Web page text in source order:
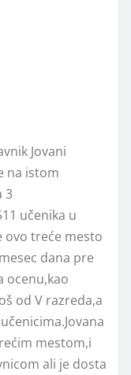
Jovani
na istom
3
učenika u
ovo treće mesto
dana pre
ocenu,kao
od V razreda,a
mestom,i
ali je dosta